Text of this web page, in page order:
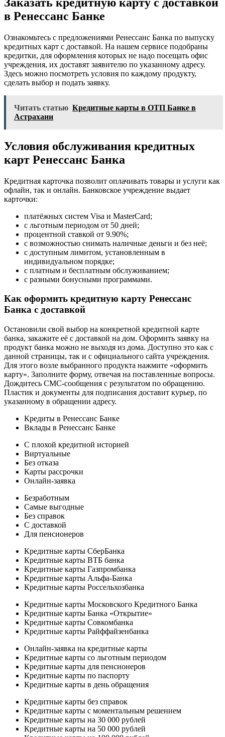
в Ренессанс Банке
Ознакомьтесь с предложениями Ренессанс Банка по выпуску
кредитных карт с доставкой. На нашем сервисе подобраны
кредитки, для оформления которых не надо посещать офис
учреждения, их доставят заявителю по указанному адресу.
Здесь можно посмотреть условия по каждому продукту,
сделать выбор и подать заявку.
Читать статью Кредитные карты в ОТП Банке в
Астрахани
Условия обслуживания кредитных
карт Ренессанс Банка
Кредитная карточка позволит оплачивать товары и услуги как
офлайн, так и онлайн. Банковское учреждение выдает
карточки:
платёжных систем Visa и MasterCard;
с льготным периодом от 50 дней;
процентной ставкой от 9.90%;
с возможностью снимать наличные деньги и без неё;
с доступным лимитом, установленным в
индивидуальном порядке;
с платным и бесплатным обслуживанием;
с разными бонусными программами.
Как оформить кредитную карту Ренессанс
Банка с доставкой
Остановили свой выбор на конкретной кредитной карте
банка, закажите её с доставкой на дом. Оформить заявку на
продукт банка можно не выходя из дома. Доступно это как с
данной страницы, так и с официального сайта учреждения.
Для этого возле выбранного продукта нажмите «оформить
карту». Заполните форму, отвечая на поставленные вопросы.
Дождитесь СМС-сообщения с результатом по обращению.
Пластик и документы для подписания доставит курьер, по
указанному в обращении адресу.
Кредиты в Ренессанс Банке
Вклады в Ренессанс Банке
С плохой кредитной историей
Виртуальные
Без отказа
Карты рассрочки
Онлайн-заявка
Безработным
Самые выгодные
Без справок
С доставкой
Для пенсионеров
Кредитные карты СберБанка
Кредитные карты ВТБ банка
Кредитные карты Газпромбанка
Кредитные карты Альфа-Банка
Кредитные карты Россельхозбанка
Кредитные карты Московского Кредитного Банка
Кредитные карты Банка «Открытие»
Кредитные карты Совкомбанка
Кредитные карты Райффайзенбанка
Онлайн-заявка на кредитные карты
Кредитные карты со льготным периодом
Кредитные карты для пенсионеров
Кредитные карты по паспорту
Кредитные карты в день обращения
Кредитные карты без справок
Кредитные карты с моментальным решением
Кредитные карты на 30 000 рублей
Кредитные карты на 50 000 рублей